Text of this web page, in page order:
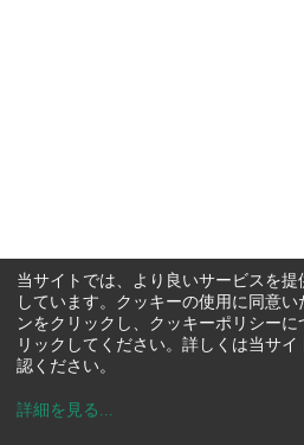
当サイトでは、より良いサービスを
しています。クッキーの使用に同意
ンをクリックし、クッキーポリシー
リックしてください。詳しくは当サイ
認ください。
詳細を見る ...